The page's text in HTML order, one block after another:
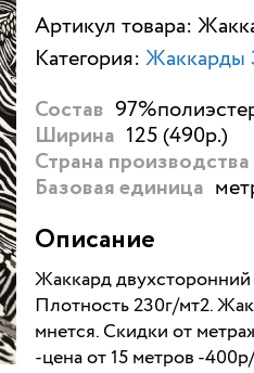
Артикул товара:
Категория: Жаккарды
Состав
Ширина 125 (490р.)
Страна производства
Базовая единица
Описание
Жаккард
Плотность 230г/мт2.
мнется. Скидки от
-цена от 15 метров -